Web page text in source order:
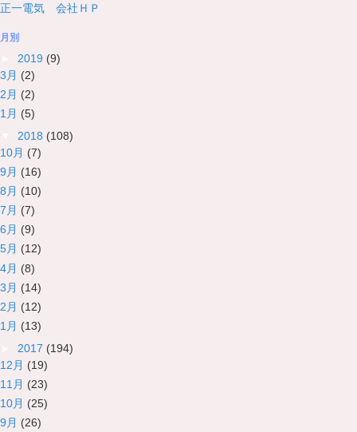
正一電気 会社ＨＰ
月別
2019 (9)
3月 (2)
2月 (2)
1月 (5)
2018 (108)
10月 (7)
9月 (16)
8月 (10)
7月 (7)
6月 (9)
5月 (12)
4月 (8)
3月 (14)
2月 (12)
1月 (13)
2017 (194)
12月 (19)
11月 (23)
10月 (25)
9月 (26)